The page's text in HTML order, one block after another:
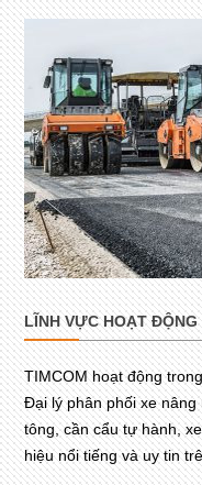
LĨNH VỰC HOẠT ĐỘNG
TIMCOM hoạt động
Đại lý phân phối xe
tông, cần cẩu tự hành,
hiệu nổi tiếng và uy tin